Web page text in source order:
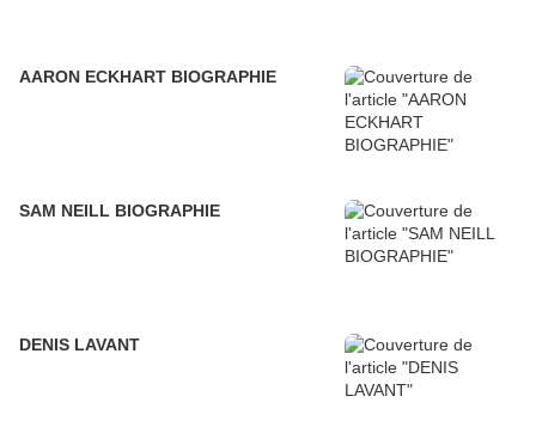
AARON ECKHART BIOGRAPHIE
SAM NEILL BIOGRAPHIE
DENIS LAVANT